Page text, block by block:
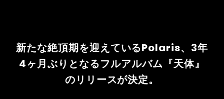
新たな絶頂期を迎えているPolaris、3年
4ヶ月ぶりとなるフルアルバム『天体』
のリリースが決定。